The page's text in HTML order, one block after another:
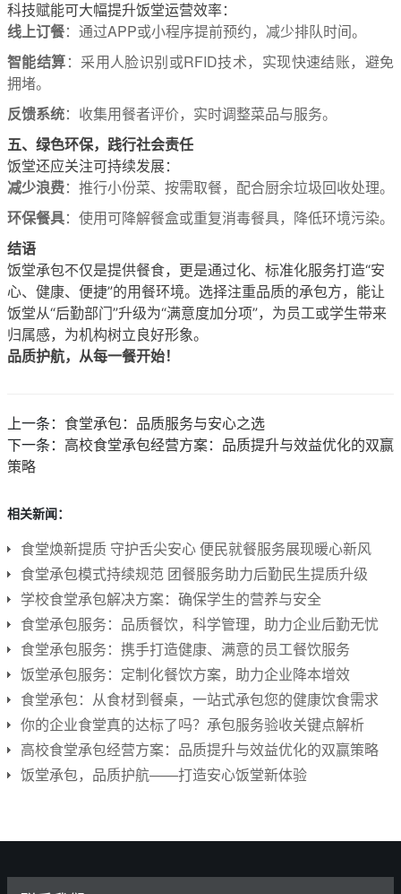
科技赋能可大幅提升饭堂运营效率：
线上订餐：通过APP或小程序提前预约，减少排队时间。
智能结算：采用人脸识别或RFID技术，实现快速结账，避免
拥堵。
反馈系统：收集用餐者评价，实时调整菜品与服务。
五、绿色环保，践行社会责任
饭堂还应关注可持续发展：
减少浪费：推行小份菜、按需取餐，配合厨余垃圾回收处理。
环保餐具：使用可降解餐盒或重复消毒餐具，降低环境污染。
结语
饭堂承包不仅是提供餐食，更是通过化、标准化服务打造“安
心、健康、便捷”的用餐环境。选择注重品质的承包方，能让
饭堂从“后勤部门”升级为“满意度加分项”，为员工或学生带来
归属感，为机构树立良好形象。
品质护航，从每一餐开始！
上一条： 食堂承包：品质服务与安心之选
下一条： 高校食堂承包经营方案：品质提升与效益优化的双赢
策略
相关新闻：
食堂焕新提质 守护舌尖安心 便民就餐服务展现暖心新风
食堂承包模式持续规范 团餐服务助力后勤民生提质升级
学校食堂承包解决方案：确保学生的营养与安全
食堂承包服务：品质餐饮，科学管理，助力企业后勤无忧
食堂承包服务：携手打造健康、满意的员工餐饮服务
饭堂承包服务：定制化餐饮方案，助力企业降本增效
食堂承包：从食材到餐桌，一站式承包您的健康饮食需求
你的企业食堂真的达标了吗？承包服务验收关键点解析
高校食堂承包经营方案：品质提升与效益优化的双赢策略
饭堂承包，品质护航——打造安心饭堂新体验